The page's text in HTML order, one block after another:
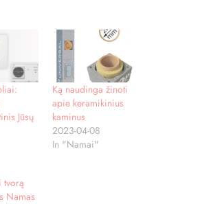
Jūsų
Ką naudinga žinoti
apie keramikinius
kaminus
2023-04-08
In "Namai"
tvorą
Namas